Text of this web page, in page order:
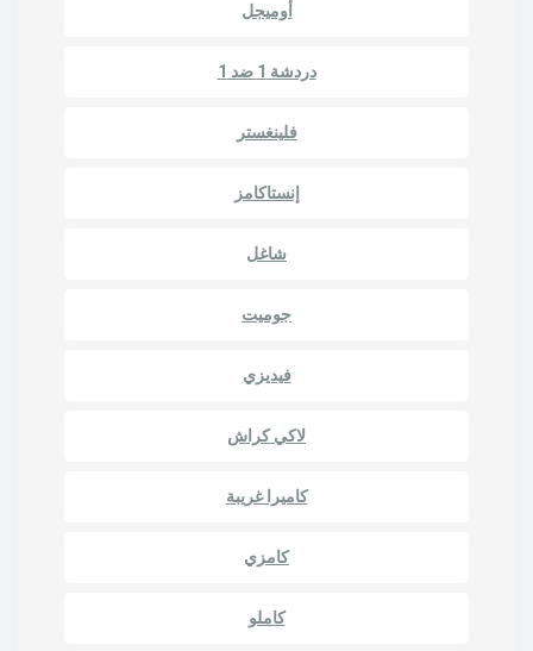
أوميجل
دردشة 1 ضد 1
فلينغستر
إنستاكامز
شاغل
جوميت
فيديزي
لاكي كراش
كاميرا غريبة
كامزي
كاملو